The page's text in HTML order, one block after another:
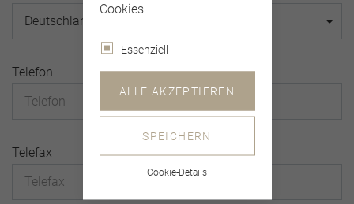
Deutschland
Telefon
Telefax
Cookies
Essenziell
ALLE AKZEPTIEREN
SPEICHERN
Cookie-Details